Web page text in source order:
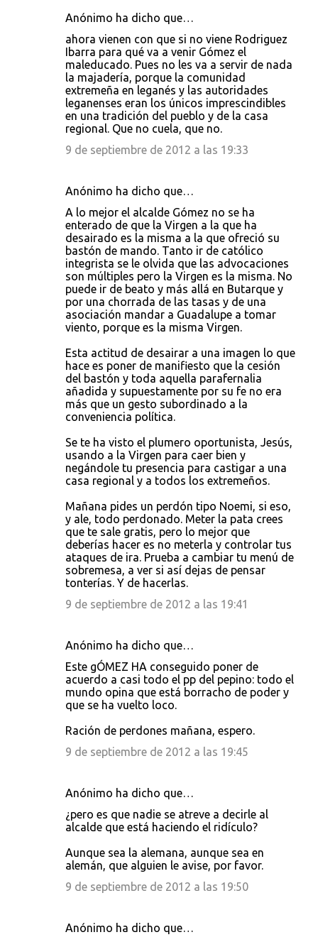
Anónimo ha dicho que…
ahora vienen con que si no viene Rodriguez
Ibarra para qué va a venir Gómez el
maleducado. Pues no les va a servir de nada
la majadería, porque la comunidad
extremeña en leganés y las autoridades
leganenses eran los únicos imprescindibles
en una tradición del pueblo y de la casa
regional. Que no cuela, que no.
9 de septiembre de 2012 a las 19:33
Anónimo ha dicho que…
A lo mejor el alcalde Gómez no se ha
enterado de que la Virgen a la que ha
desairado es la misma a la que ofreció su
bastón de mando. Tanto ir de católico
integrista se le olvida que las advocaciones
son múltiples pero la Virgen es la misma. No
puede ir de beato y más allá en Butarque y
por una chorrada de las tasas y de una
asociación mandar a Guadalupe a tomar
viento, porque es la misma Virgen.
Esta actitud de desairar a una imagen lo que
hace es poner de manifiesto que la cesión
del bastón y toda aquella parafernalia
añadida y supuestamente por su fe no era
más que un gesto subordinado a la
conveniencia política.
Se te ha visto el plumero oportunista, Jesús,
usando a la Virgen para caer bien y
negándole tu presencia para castigar a una
casa regional y a todos los extremeños.
Mañana pides un perdón tipo Noemi, si eso,
y ale, todo perdonado. Meter la pata crees
que te sale gratis, pero lo mejor que
deberías hacer es no meterla y controlar tus
ataques de ira. Prueba a cambiar tu menú de
sobremesa, a ver si así dejas de pensar
tonterías. Y de hacerlas.
9 de septiembre de 2012 a las 19:41
Anónimo ha dicho que…
Este gÓMEZ HA conseguido poner de
acuerdo a casi todo el pp del pepino: todo el
mundo opina que está borracho de poder y
que se ha vuelto loco.
Ración de perdones mañana, espero.
9 de septiembre de 2012 a las 19:45
Anónimo ha dicho que…
¿pero es que nadie se atreve a decirle al
alcalde que está haciendo el ridículo?
Aunque sea la alemana, aunque sea en
alemán, que alguien le avise, por favor.
9 de septiembre de 2012 a las 19:50
Anónimo ha dicho que…